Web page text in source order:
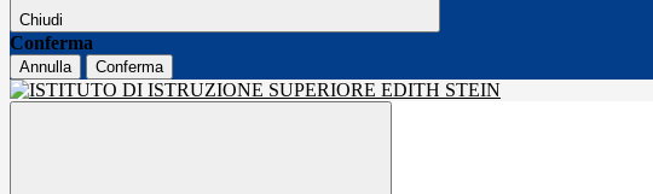
Chiudi
Conferma
Annulla Conferma